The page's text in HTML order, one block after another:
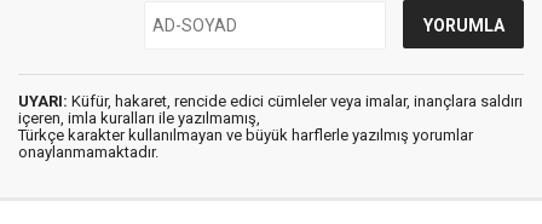
UYARI: Küfür, hakaret, rencide edici cümleler veya imalar, inançlara saldırı
içeren, imla kuralları ile yazılmamış,
Türkçe karakter kullanılmayan ve büyük harflerle yazılmış yorumlar
onaylanmamaktadır.